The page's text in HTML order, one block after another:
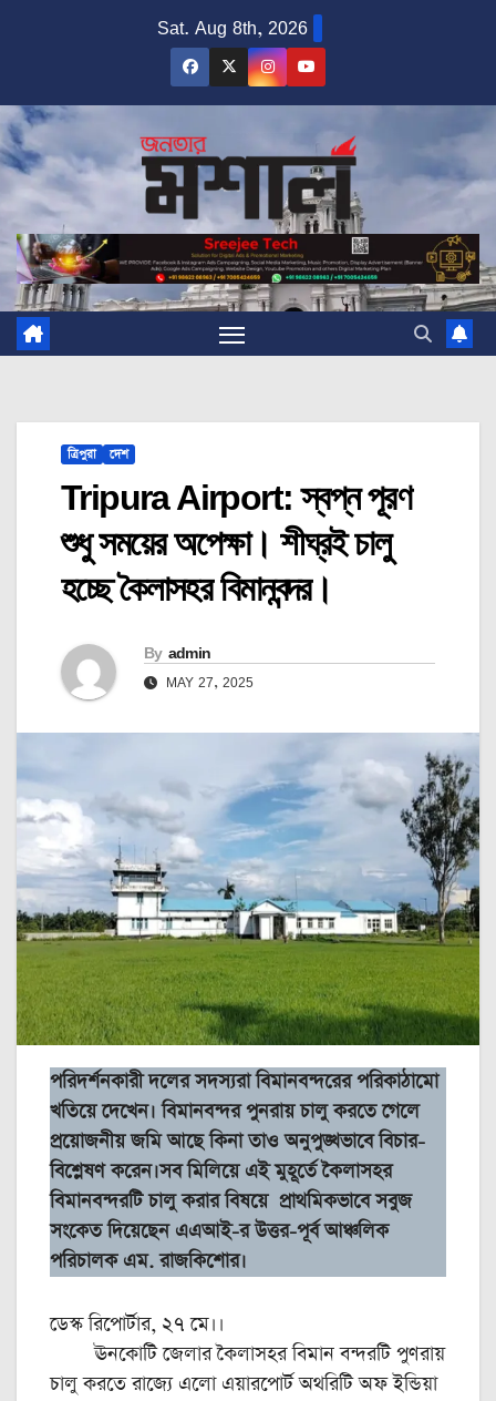
Sat. Aug 8th, 2026
ত্রিপুরা দেশ
Tripura Airport: স্বপ্ন পূরণ
শুধু সময়ের অপেক্ষা। শীঘ্রই চালু
হচ্ছে কৈলাসহর বিমানবন্দর।
By admin
MAY 27, 2025
পরিদর্শনকারী দলের সদস্যরা বিমানবন্দরের পরিকাঠামো
খতিয়ে দেখেন। বিমানবন্দর পুনরায় চালু করতে গেলে
প্রয়োজনীয় জমি আছে কিনা তাও অনুপুঙ্খভাবে বিচার-
বিশ্লেষণ করেন।সব মিলিয়ে এই মুহূর্তে কৈলাসহর
বিমানবন্দরটি চালু করার বিষয়ে প্রাথমিকভাবে সবুজ
সংকেত দিয়েছেন এএআই-র উত্তর-পূর্ব আঞ্চলিক
পরিচালক এম. রাজকিশোর।
ডেস্ক রিপোর্টার, ২৭ মে।।
ঊনকোটি জেলার কৈলাসহর বিমান বন্দরটি পুণরায়
চালু করতে রাজ্যে এলো এয়ারপোর্ট অথরিটি অফ ইন্ডিয়া